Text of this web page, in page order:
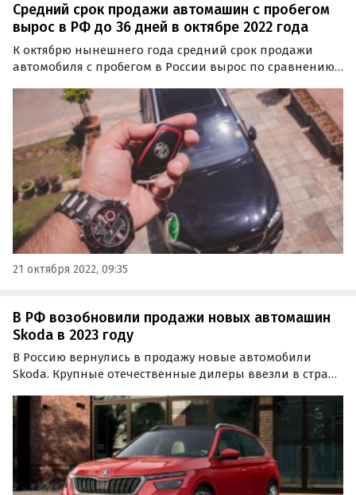
Средний срок продажи автомашин с пробегом
вырос в РФ до 36 дней в октябре 2022 года
К октябрю нынешнего года средний срок продажи
автомобиля с пробегом в России вырос по сравнению с
дольше, чем год назад, пишут «Автоновости дня» со
ссылкой на результаты исследования портала Drom.ru.
21 октября 2022, 09:35
В РФ возобновили продажи новых автомашин
Skoda в 2023 году
В Россию вернулись в продажу новые автомобили
Skoda. Крупные отечественные дилеры ввезли в страну
лифтбэки Rapid и Octavia и кроссоверы Kodiaq и Kamiq.
Об этом сообщает издание 74.ru.